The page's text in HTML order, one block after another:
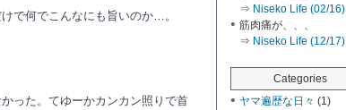
⇒ Niseko Life (02/16)
筋肉痛が、、、
⇒ Niseko Life (12/17)
Categories
ヤマ遍歴な日々 (1)
で何でこんなにも旨いのか…。
った。てゆーかカンカン照りで首